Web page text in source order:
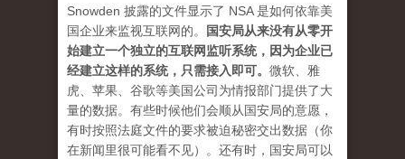
Snowden 披露的文件显示了 NSA 是如何依靠美
国企业来监视互联网的。
国安局从来没有从零开
始建立一个独立的互联网监听系统，因为企业已
经建立这样的系统，只需接入即可。 微软、雅
虎、苹果、谷歌等美国公司为情报部门提供了大
量的数据。有些时候他们会顺从国安局的意愿，
有时按照法庭文件的要求被迫秘密交出数据（你
在新闻里很可能看不见）。还有时，国安局可以